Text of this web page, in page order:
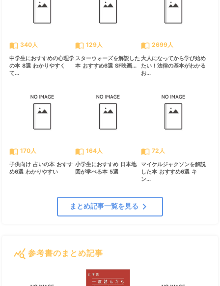
import_contacts 340人
中学生におすすめの心理学
の本 8選 わかりやすく
て...
import_contacts 129人
スターウォーズを解説した
本 おすすめ6選 SF映画...
import_contacts 2699人
大人になってから学び始め
たい！法律の基本がわかる
お...
import_contacts 170人
子供向け 占いの本 おすす
め6選 わかりやすい
import_contacts 164人
小学生におすすめ 日本地
図が学べる本 5選
import_contacts 72人
マイケルジャクソンを解説
した本 おすすめ6選 キ
ン...
まとめ記事一覧を見る chevron_right
query_stats 参考書のまとめ記事